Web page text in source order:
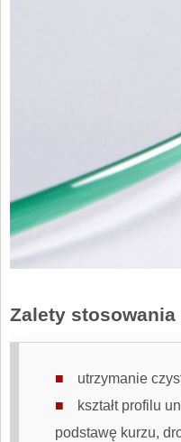
Zalety stosowania
utrzymanie
kształt profilu
podstawę kurzu,